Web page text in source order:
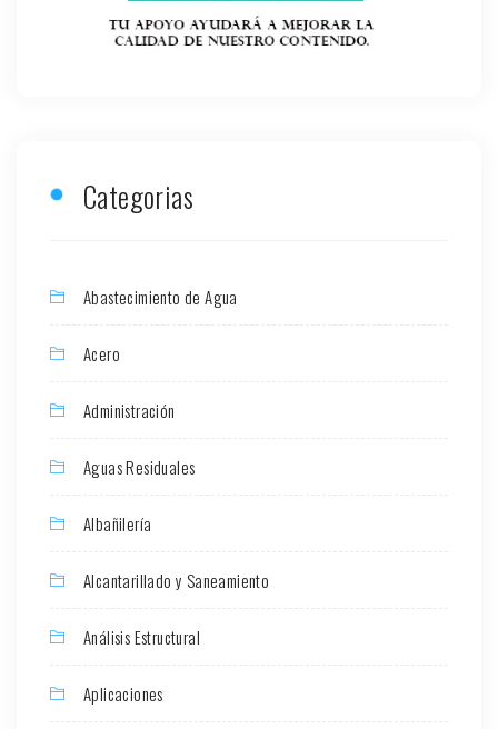
Categorias
Abastecimiento de Agua
Acero
Administración
Aguas Residuales
Albañilería
Alcantarillado y Saneamiento
Análisis Estructural
Aplicaciones